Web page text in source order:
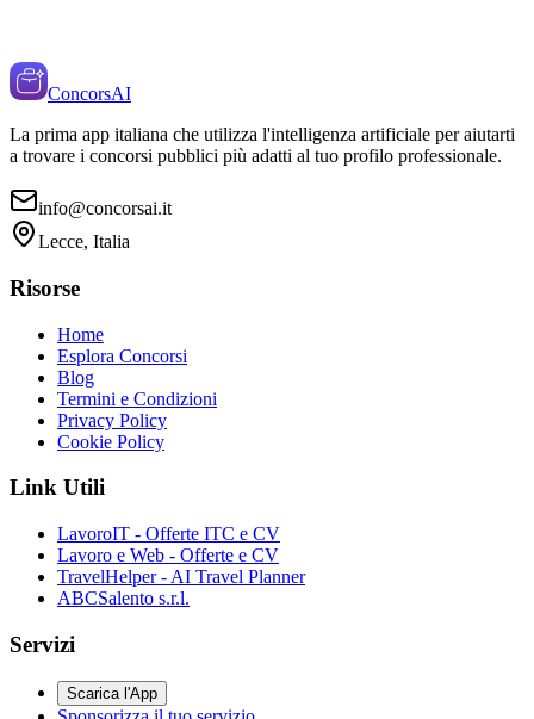
ConcorsAI
La prima app italiana che utilizza l'intelligenza artificiale per aiutarti
a trovare i concorsi pubblici più adatti al tuo profilo professionale.
info@concorsai.it
Lecce, Italia
Risorse
Home
Esplora Concorsi
Blog
Termini e Condizioni
Privacy Policy
Cookie Policy
Link Utili
LavoroIT - Offerte ITC e CV
Lavoro e Web - Offerte e CV
TravelHelper - AI Travel Planner
ABCSalento s.r.l.
Servizi
Scarica l'App